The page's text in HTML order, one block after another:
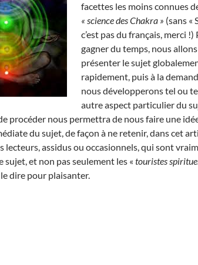
facettes les moins connues
« science des Chakra » (sans «
c’est pas du français, merci !)
gagner du temps, nous allons
présenter le sujet
rapidement, puis à la
nous développerons tel ou
autre aspect particulier du
procéder nous permettra de nous faire une
du sujet, de façon à ne retenir, dans cet
lecteurs, assidus ou occasionnels, qui sont
sujet, et non pas seulement les « touristes
le dire pour plaisanter.